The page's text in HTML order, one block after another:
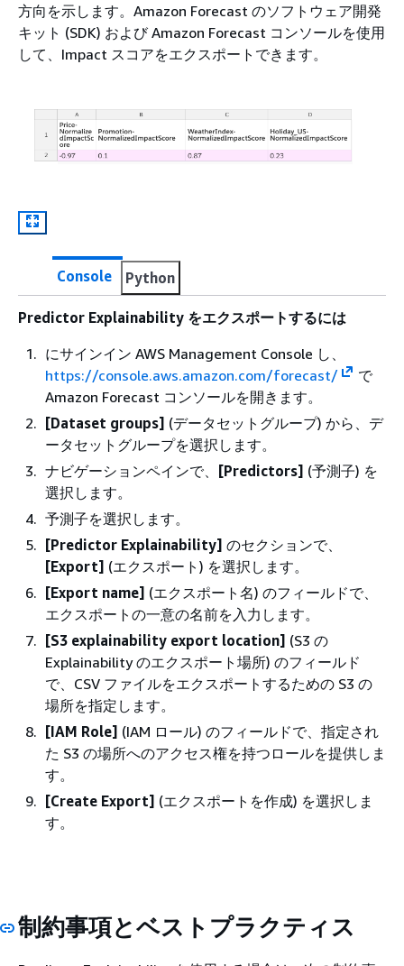
方向を示します。Amazon Forecast のソフトウェア開発
キット (SDK) および Amazon Forecast コンソールを使用
して、Impact スコアをエクスポートできます。
Console Python
Predictor Explainability をエクスポートするには
にサインイン AWS Management Console し、
https://console.aws.amazon.com/forecast/
で
Amazon Forecast コンソールを開きます。
[Dataset groups] (データセットグループ) から、デ
ータセットグループを選択します。
ナビゲーションペインで、
[Predictors] (予測子) を
選択します。
予測子を選択します。
[Predictor Explainability] のセクションで、
[Export] (エクスポート) を選択します。
[Export name] (エクスポート名) のフィールドで、
エクスポートの一意の名前を入力します。
[S3 explainability export location] (S3 の
Explainability のエクスポート場所) のフィールド
で、CSV ファイルをエクスポートするための S3 の
場所を指定します。
[IAM Role] (IAM ロール) のフィールドで、指定され
た S3 の場所へのアクセス権を持つロールを提供しま
す。
[Create Export] (エクスポートを作成) を選択しま
す。
制約事項とベストプラクティス